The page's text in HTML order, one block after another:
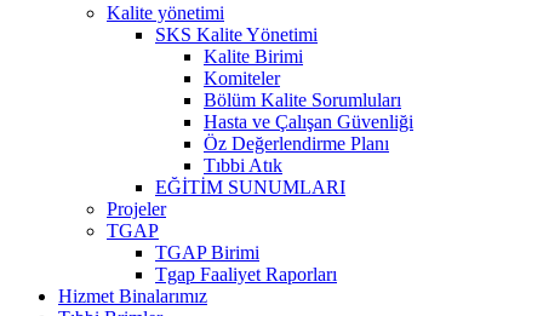
Kalite yönetimi
SKS Kalite Yönetimi
Kalite Birimi
Komiteler
Bölüm Kalite Sorumluları
Hasta ve Çalışan Güvenliği
Öz Değerlendirme Planı
Tıbbi Atık
EĞİTİM SUNUMLARI
Projeler
TGAP
TGAP Birimi
Tgap Faaliyet Raporları
Hizmet Binalarımız